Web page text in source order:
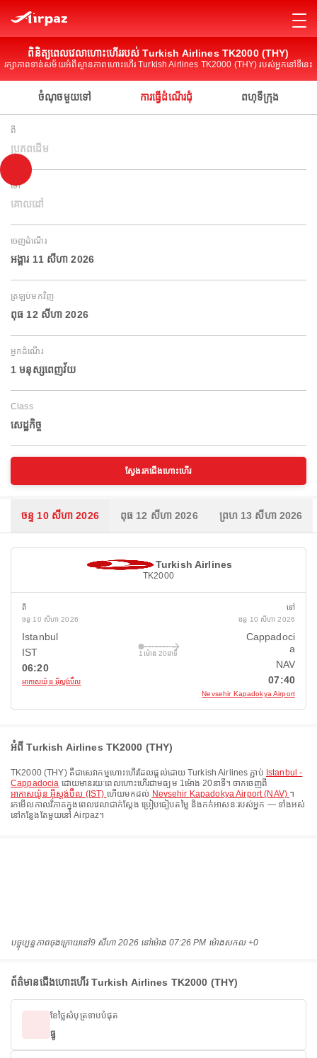
ពិនិត្យពេលវេលាហោះហើររបស់ Turkish Airlines TK2000 (THY)
រក្សាភាពទាន់សម័យអំពីស្ថានភាពហោះហើរ Turkish Airlines TK2000 (THY) របស់អ្នកនៅទីនេះ
ចំណុចមួយទៅ ការធ្វើដំណើរជុំ ពហុទីក្រុង
ពី
ប្រភពដើម
ទៅ
គោលដៅ
ចេញដំណើរ
អង្គារ 11 សីហា 2026
ត្រឡប់មកវិញ
ពុធ 12 សីហា 2026
អ្នកដំណើរ
1 មនុស្សពេញវ័យ
Class
សេដ្ឋកិច្ច
ស្វែងរកជើងហោះហើរ
ចន្ទ 10 សីហា 2026 ពុធ 12 សីហា 2026 ព្រហ 13 សីហា 2026
Turkish Airlines
TK2000
ពី
ចន្ទ 10 សីហា 2026
Istanbul
IST
06:20
អាកាសយ៉ូន អ៊ីស្តង់ប៊ឺល
1ម៉ោង 20នាទី
ទៅ
ចន្ទ 10 សីហា 2026
Cappadoci
a
NAV
07:40
Nevsehir Kapadokya Airport
អំពី Turkish Airlines TK2000 (THY)
TK2000(THY) គឺជាសេវាកម្មហោះហើរដែលផ្តល់ដោយTurkish Airlines ភ្ជាប់ Istanbul -
Cappadocia ដោយមានរយៈពេលហោះហើរជាមធ្យម 1ម៉ោង 20នាទី។ ចាកចេញពី
អាកាសយ៉ូន អ៊ីស្តង់ប៊ឺល (IST) ហើយមកដល់ Nevsehir Kapadokya Airport (NAV) ។
រកមើលកាលវិភាគក្នុងពេលវេលាជាក់ស្តែង ប្រៀបធៀបតម្លៃ និងកក់អាសនៈរបស់អ្នក — ទាំងអស់
នៅកន្លែងតែមួយនៅ Airpaz។
បច្ចុប្បន្នភាពចុងក្រោយនៅ9 សីហា 2026 នៅ​ម៉ោង 07:26 PM ម៉ោង​សកល +0
ព័ត៌មានជើងហោះហើរ Turkish Airlines TK2000 (THY)
ខែថ្លៃសំបុត្រទាបបំផុត
ធ្នូ